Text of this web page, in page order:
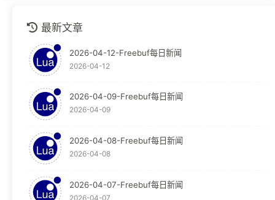
安全运营
技术分享
教程
Graylog
Obsidian
OpenResty
最新文章
2026-04-12-Freebuf每日新闻
2026-04-12
2026-04-09-Freebuf每日新闻
2026-04-09
2026-04-08-Freebuf每日新闻
2026-04-08
2026-04-07-Freebuf每日新闻
2026-04-07